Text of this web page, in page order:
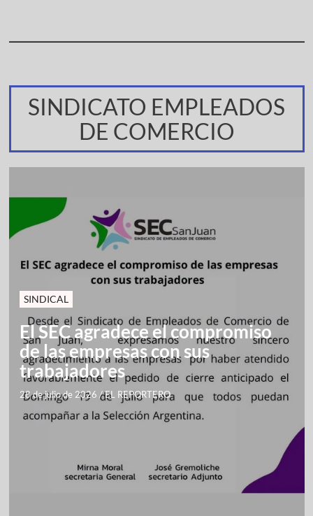
SINDICATO EMPLEADOS
DE COMERCIO
SINDICAL
El SEC agradece el compromiso
de las empresas con sus
trabajadores
28 de julio de 2026 /EL REPORTERO